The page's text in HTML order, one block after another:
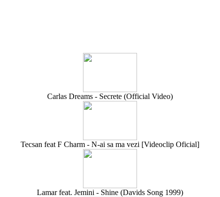
Carlas Dreams - Secrete (Official Video)
Tecsan feat F Charm - N-ai sa ma vezi [Videoclip Oficial]
Lamar feat. Jemini - Shine (Davids Song 1999)